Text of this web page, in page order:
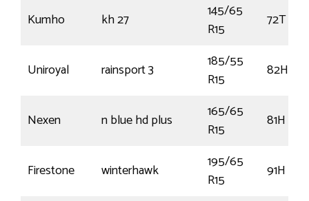
Kumho kh 27
145/65
R15
72T
Uniroyal rainsport 3
185/55
R15
82H
Nexen n blue hd plus
165/65
R15
81H
Firestone winterhawk
195/65
R15
91H